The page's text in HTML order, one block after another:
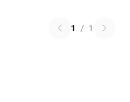
1 / 1